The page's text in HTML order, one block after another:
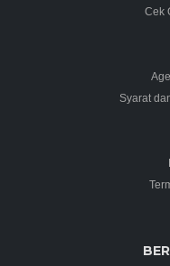
Cek
Syarat